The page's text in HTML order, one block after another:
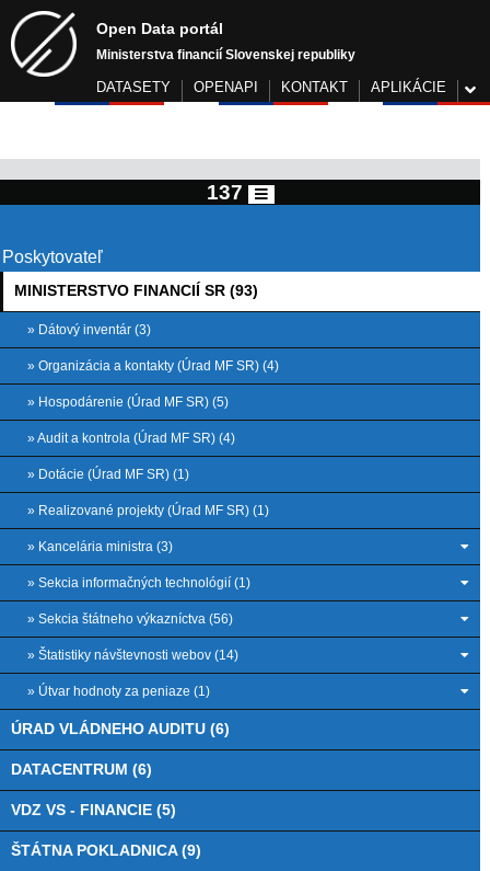
Open Data portál
Ministerstva financií Slovenskej republiky
DATASETY OPENAPI KONTAKT APLIKÁCIE
137
Poskytovateľ
MINISTERSTVO FINANCIÍ SR (93)
» Dátový inventár (3)
» Organizácia a kontakty (Úrad MF SR) (4)
» Hospodárenie (Úrad MF SR) (5)
» Audit a kontrola (Úrad MF SR) (4)
» Dotácie (Úrad MF SR) (1)
» Realizované projekty (Úrad MF SR) (1)
» Kancelária ministra (3)
» Sekcia informačných technológií (1)
» Sekcia štátneho výkazníctva (56)
» Štatistiky návštevnosti webov (14)
» Útvar hodnoty za peniaze (1)
ÚRAD VLÁDNEHO AUDITU (6)
DATACENTRUM (6)
VDZ VS - FINANCIE (5)
ŠTÁTNA POKLADNICA (9)